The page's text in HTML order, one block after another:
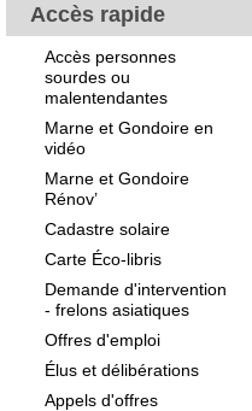
Accès rapide
Accès personnes
sourdes ou
malentendantes
Marne et Gondoire en
vidéo
Marne et Gondoire
Rénov’
Cadastre solaire
Carte Éco-libris
Demande d'intervention
- frelons asiatiques
Offres d'emploi
Élus et délibérations
Appels d'offres